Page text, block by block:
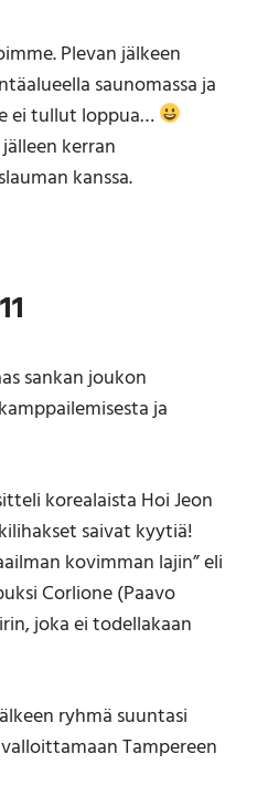
Plevan jälkeen
saunomassa ja
ei tullut loppua…
kerran
kanssa.
sankan joukon
ja
korealaista Hoi Jeon
saivat kyytiä!
kovimman lajin” eli
Corlione (Paavo
joka ei todellakaan
ryhmä suuntasi
Tampereen